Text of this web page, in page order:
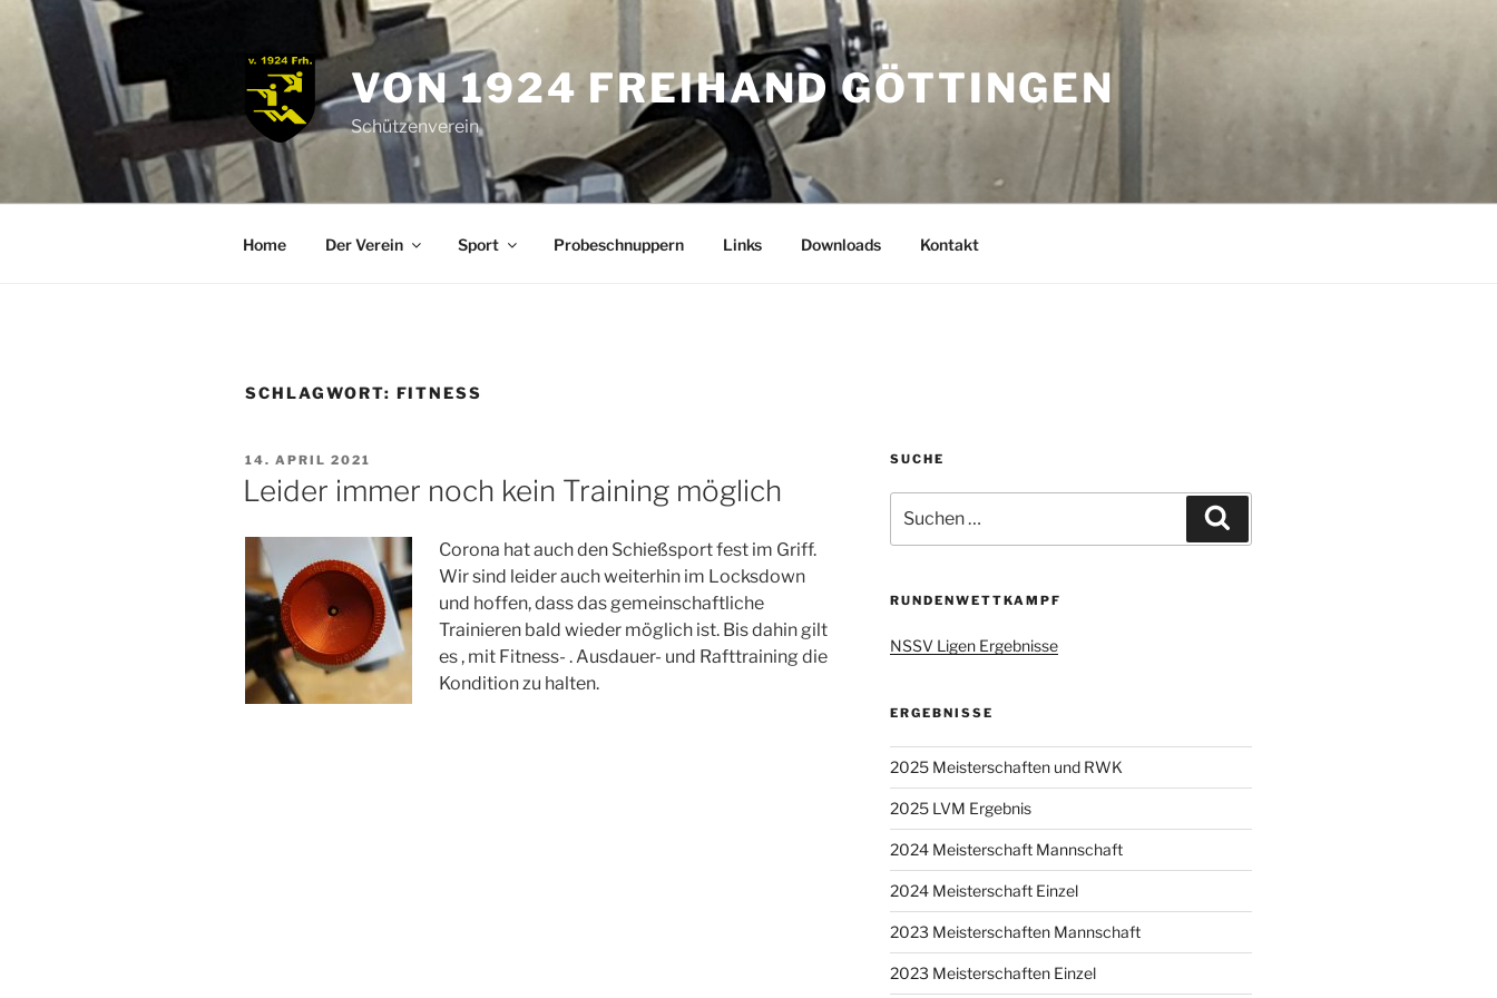
Zum
Inhalt
springen
VON 1924 FREIHAND GÖTTINGEN
Schützenverein
Home Der Verein Sport Probeschnuppern Links Downloads Kontakt
SCHLAGWORT: FITNESS
VERÖFFENTLICHT
AM
14. APRIL 2021
Leider immer noch kein Training möglich
Corona hat auch den Schießsport fest im Griff.
Wir sind leider auch weiterhin im Locksdown
und hoffen, dass das gemeinschaftliche
Trainieren bald wieder möglich ist. Bis dahin gilt
es , mit Fitness- . Ausdauer- und Rafttraining die
Kondition zu halten.
SUCHE
nach:
RUNDENWETTKAMPF
NSSV Ligen Ergebnisse
ERGEBNISSE
2025 Meisterschaften und RWK
2025 LVM Ergebnis
2024 Meisterschaft Mannschaft
2024 Meisterschaft Einzel
2023 Meisterschaften Mannschaft
2023 Meisterschaften Einzel